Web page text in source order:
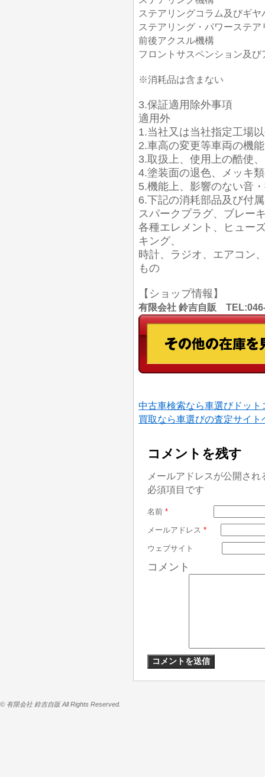
ステアリングコラム及びギヤ
ステアリング・パワーステア
前後アクスル機構
フロントサスペンション及
※消耗品は含まない
3.保証適用除外事項
適用外
1.当社又は当社指定工場
2.車高の変更等車両の機
3.取扱上、使用上の酷使
4.塗装面の退色、メッキ
5.機能上、影響のない音
6.下記の消耗部品及び付
スパークプラグ、ブレー
各種エレメント、ヒュー
キング、
時計、ラジオ、エアコン
もの
【ショップ情報】
有限会社 鈴吉自販
中古車検索なら車選びドット
買取なら車選びの査定サイト
コメントを残す
メールアドレスが公開さ
必須項目です
名前 *
メールアドレス *
ウェブサイト
コメント
© 有限会社 鈴吉自販 All Rights Reserved.